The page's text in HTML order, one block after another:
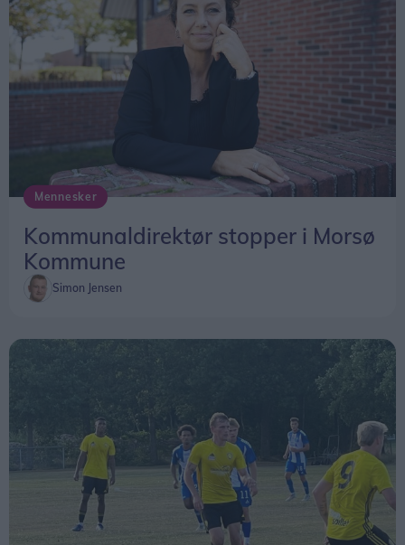
Mennesker
Kommunaldirektør stopper i Morsø
Kommune
Simon Jensen